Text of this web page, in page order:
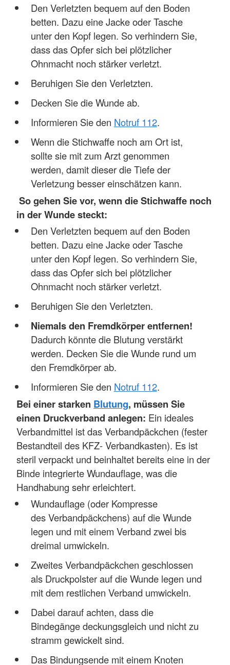
Den Verletzten bequem auf den Boden
betten. Dazu eine Jacke oder Tasche
unter den Kopf legen. So verhindern Sie,
dass das Opfer sich bei plötzlicher
Ohnmacht noch stärker verletzt.
Beruhigen Sie den Verletzten.
Decken Sie die Wunde ab.
Informieren Sie den Notruf 112.
Wenn die Stichwaffe noch am Ort ist,
sollte sie mit zum Arzt genommen
werden, damit dieser die Tiefe der
Verletzung besser einschätzen kann.
So gehen Sie vor, wenn die Stichwaffe noch
in der Wunde steckt:
Den Verletzten bequem auf den Boden
betten. Dazu eine Jacke oder Tasche
unter den Kopf legen. So verhindern Sie,
dass das Opfer sich bei plötzlicher
Ohnmacht noch stärker verletzt.
Beruhigen Sie den Verletzten.
Niemals den Fremdkörper entfernen!
Dadurch könnte die Blutung verstärkt
werden. Decken Sie die Wunde rund um
den Fremdkörper ab.
Informieren Sie den Notruf 112.
Bei einer starken Blutung, müssen Sie
einen Druckverband anlegen: Ein ideales
Verbandmittel ist das Verbandpäckchen (fester
Bestandteil des KFZ- Verbandkasten). Es ist
steril verpackt und beinhaltet bereits eine in der
Binde integrierte Wundauflage, was die
Handhabung sehr erleichtert.
Wundauflage (oder Kompresse
des Verbandpäckchens) auf die Wunde
legen und mit einem Verband zwei bis
dreimal umwickeln.
Zweites Verbandpäckchen geschlossen
als Druckpolster auf die Wunde legen und
mit dem restlichen Verband umwickeln.
Dabei darauf achten, dass die
Bindegänge deckungsgleich und nicht zu
stramm gewickelt sind.
Das Bindungsende mit einem Knoten